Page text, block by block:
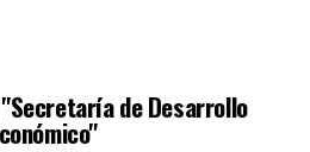
de Desarrollo